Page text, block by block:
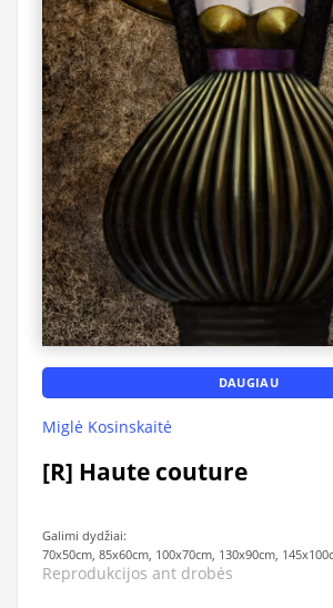
DAUGIAU
Miglė Kosinskaitė
[R] Haute couture
Galimi dydžiai:
70x50cm, 85x60cm, 100x70cm, 130x90cm,
Reprodukcijos ant drobės